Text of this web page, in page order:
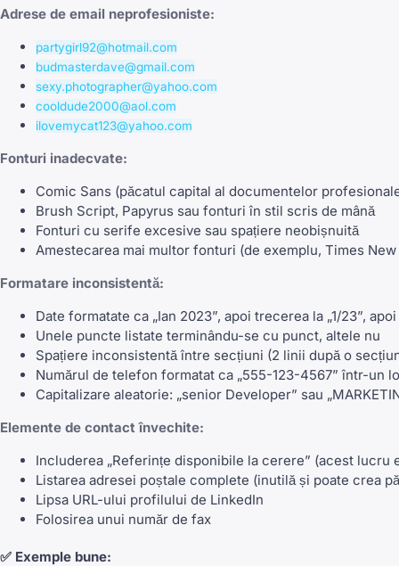
Adrese de email neprofesioniste:
partygirl92@hotmail.com
budmasterdave@gmail.com
sexy.photographer@yahoo.com
cooldude2000@aol.com
ilovemycat123@yahoo.com
Fonturi inadecvate:
Comic Sans (păcatul capital al documentelor
Brush Script, Papyrus sau fonturi în stil scris de mână
Fonturi cu serife excesive sau spațiere neobișnuită
Amestecarea mai multor fonturi (de exemplu, Times
Formatare inconsistentă:
Date formatate ca „Ian 2023”, apoi trecerea la „1/23”,
Unele puncte listate terminându-se cu punct, altele nu
Spațiere inconsistentă între secțiuni (2 linii după o
Numărul de telefon formatat ca „555-123-4567” într-un
Capitalizare aleatorie: „senior Developer” sau
Elemente de contact învechite:
Includerea „Referințe disponibile la cerere” (acest lucru
Listarea adresei poștale complete (inutilă și poate crea
Lipsa URL-ului profilului de LinkedIn
Folosirea unui număr de fax
✅ Exemple bune: